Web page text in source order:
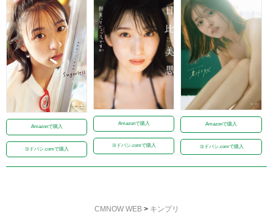
Amazonで購入
ヨドバシ.comで購入
Amazonで購入
ヨドバシ.comで購入
Amazonで購入
ヨドバシ.comで購入
CMNOW WEB> キンプリ